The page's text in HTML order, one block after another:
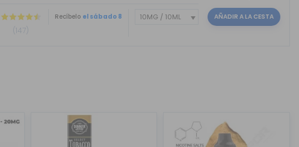
(147)
Recíbelo el sábado 8 AÑADIR A LA CESTA